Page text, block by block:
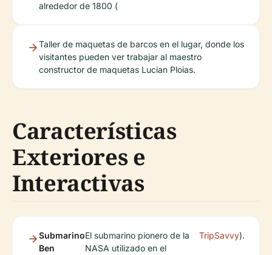
alrededor de 1800 (
Taller de maquetas de barcos en el lugar, donde los
visitantes pueden ver trabajar al maestro
constructor de maquetas Lucian Ploias.
Características
Exteriores e
Interactivas
Submarino
Ben
El submarino pionero de la
NASA utilizado en el
TripSavvy).